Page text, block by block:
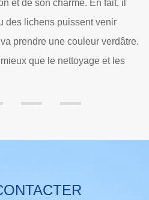
et seuls les professionnels
opérations. Dole Rénovation
il dresse un devis gratuit et sans